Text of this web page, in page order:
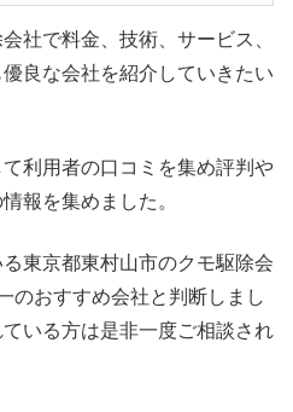
社で料金、技術、サービス、
良な会社を紹介していきたい
利用者の口コミを集め評判や
報を集めました。
東京都東村山市のクモ駆除会
のおすすめ会社と判断しまし
いる方は是非一度ご相談され